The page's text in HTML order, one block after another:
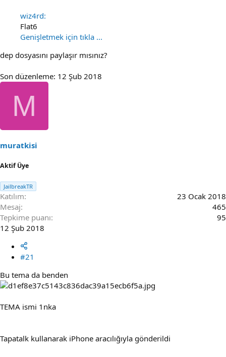
wiz4rd:
Flat6
Genişletmek için tıkla ...
dep dosyasını paylaşır mısınız?
Son düzenleme: 12 Şub 2018
M
muratkisi
Aktif Üye
JailbreakTR
Katılım
23 Ocak 2018
Mesaj
465
Tepkime puanı
95
12 Şub 2018
#21
Bu tema da benden
TEMA ismi 1nka
Tapatalk kullanarak iPhone aracılığıyla gönderildi